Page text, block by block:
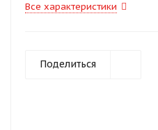
Все характеристики
Поделиться